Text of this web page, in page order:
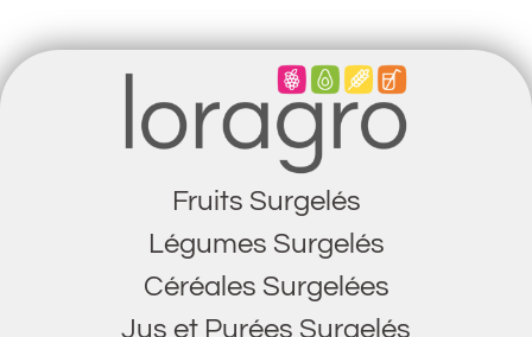
Fruits Surgelés
Légumes Surgelés
Céréales Surgelées
Jus et Purées Surgelés